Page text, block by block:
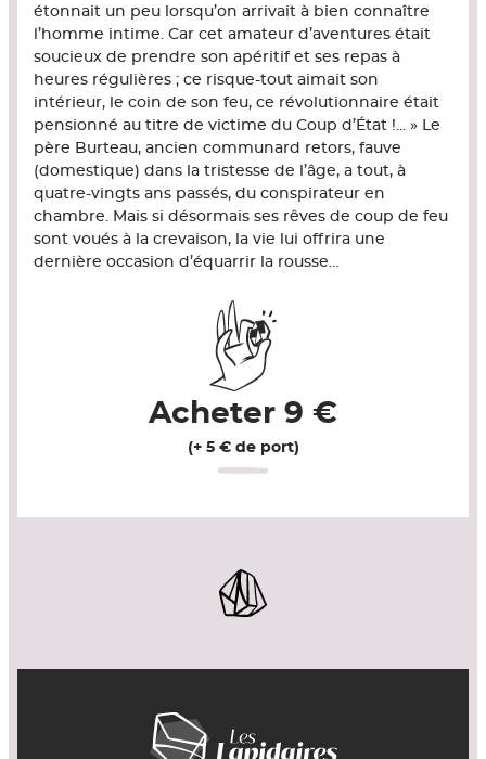
étonnait un peu lorsqu’on arrivait à bien connaître
l’homme intime. Car cet amateur d’aventures était
soucieux de prendre son apéritif et ses repas à
heures régulières ; ce risque-tout aimait son
intérieur, le coin de son feu, ce révolutionnaire était
pensionné au titre de victime du Coup d’État !... » Le
père Burteau, ancien communard retors, fauve
(domestique) dans la tristesse de l’âge, a tout, à
quatre-vingts ans passés, du conspirateur en
chambre. Mais si désormais ses rêves de coup de feu
sont voués à la crevaison, la vie lui offrira une
dernière occasion d’équarrir la rousse…
Acheter 9 €
(+ 5 € de port)